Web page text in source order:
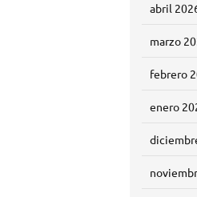
abril
marzo
febrero
enero